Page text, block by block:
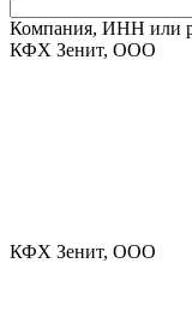
Компания, ИНН или
КФХ Зенит, ООО
КФХ Зенит, ООО